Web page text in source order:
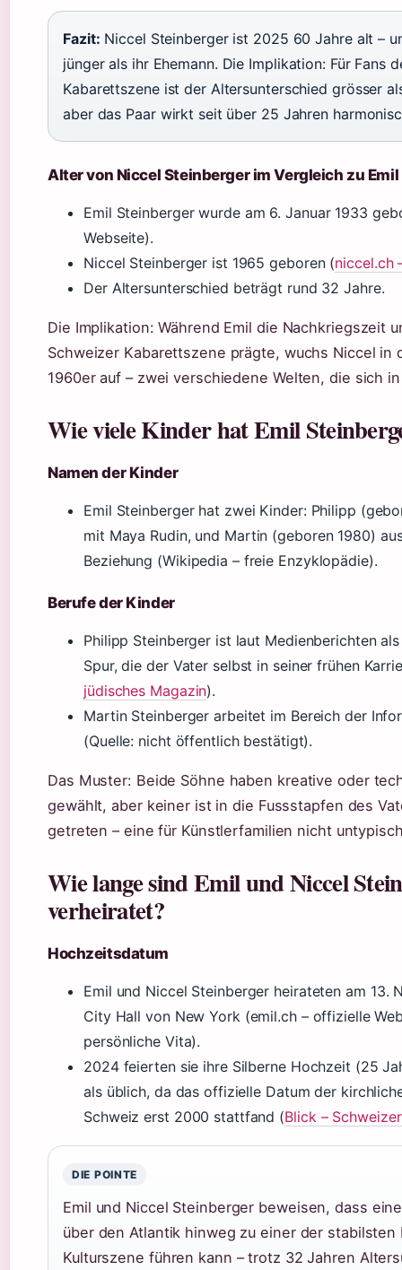
Fazit: Niccel Steinberger ist 2025 60 Jahre alt –
jünger als ihr Ehemann. Die Implikation: Für Fans
Kabarettszene ist der Altersunterschied grösser
aber das Paar wirkt seit über 25 Jahren
Alter von Niccel Steinberger im Vergleich zu Emil
Emil Steinberger wurde am 6. Januar 1933
Webseite).
Niccel Steinberger ist 1965 geboren (niccel.ch
Der Altersunterschied beträgt rund 32 Jahre.
Die Implikation: Während Emil die Nachkriegszeit
Schweizer Kabarettszene prägte, wuchs Niccel in
1960er auf – zwei verschiedene Welten, die sich
Wie viele Kinder hat Emil
Namen der Kinder
Emil Steinberger hat zwei Kinder: Philipp
mit Maya Rudin, und Martin (geboren 1980)
Beziehung (Wikipedia – freie Enzyklopädie).
Berufe der Kinder
Philipp Steinberger ist laut Medienberichten
Spur, die der Vater selbst in seiner frühen
jüdisches Magazin).
Martin Steinberger arbeitet im Bereich der
(Quelle: nicht öffentlich bestätigt).
Das Muster: Beide Söhne haben kreative oder
gewählt, aber keiner ist in die Fussstapfen des
getreten – eine für Künstlerfamilien nicht
Wie lange sind Emil und Niccel
verheiratet?
Hochzeitsdatum
Emil und Niccel Steinberger heirateten am 13.
City Hall von New York (emil.ch – offizielle
persönliche Vita).
2024 feierten sie ihre Silberne Hochzeit (25
als üblich, da das offizielle Datum der
Schweiz erst 2000 stattfand (Blick –
DIE POINTE
Emil und Niccel Steinberger beweisen, dass
über den Atlantik hinweg zu einer der stabilsten
Kulturszene führen kann – trotz 32 Jahren